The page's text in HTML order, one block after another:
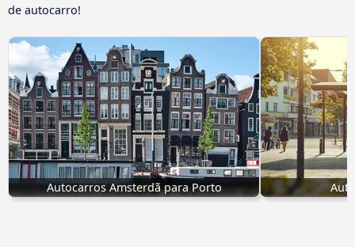
de autocarro!
Autocarros Amsterdã para Porto